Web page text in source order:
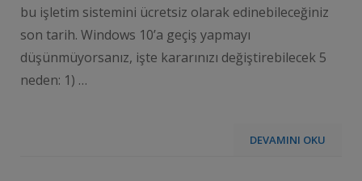
bu işletim sistemini ücretsiz olarak edinebileceğiniz
son tarih. Windows 10’a geçiş yapmayı
düşünmüyorsanız, işte kararınızı değiştirebilecek 5
neden: 1) …
DEVAMINI OKU